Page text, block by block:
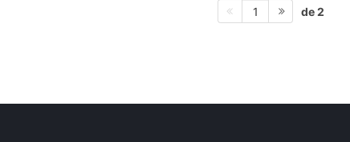
1 de 2